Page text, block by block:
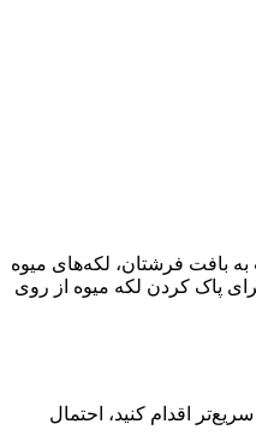
آسیب به بافت فرشتان، لکه‌های میوه
پاک کردن لکه میوه از روی
اقدام کنید، احتمال